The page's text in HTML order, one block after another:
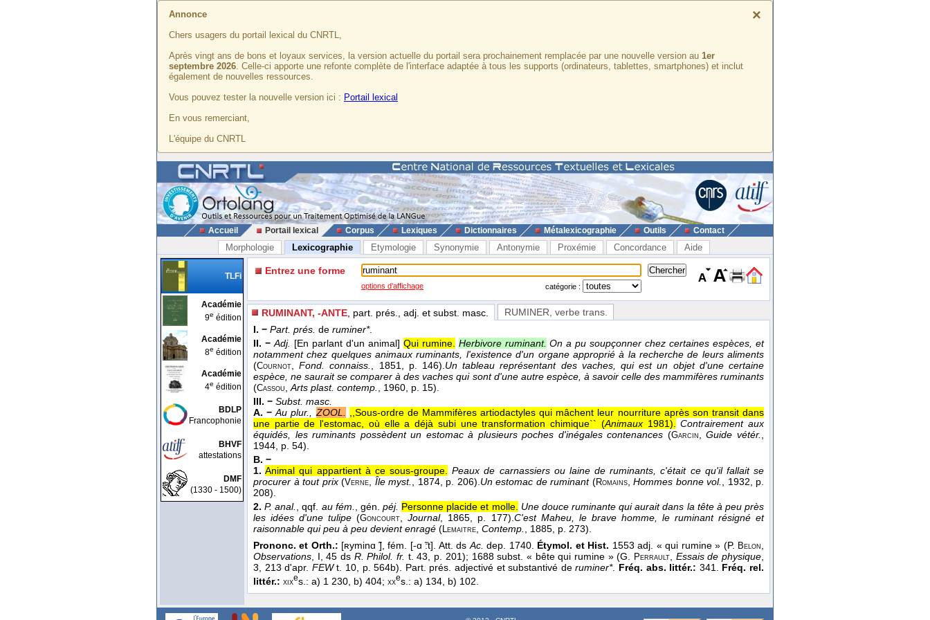
×
Annonce
Chers usagers du portail lexical du CNRTL,
Après vingt ans de bons et loyaux services, la version actuelle du portail sera prochainement remplacée par une nouvelle version au 1er
septembre 2026. Celle-ci apporte une refonte complète de l'interface adaptée à tous les supports (ordinateurs, tablettes, smartphones) et inclut
également de nouvelles ressources.
Vous pouvez tester la nouvelle version ici : Portail lexical
En vous remerciant,
L'équipe du CNRTL
Accueil Portail lexical Corpus Lexiques Dictionnaires Métalexicographie Outils Contact
Morphologie Lexicographie Etymologie Synonymie Antonymie Proxémie Concordance Aide
TLFi
Académie
9e édition
Académie
8e édition
Académie
4e édition
BDLP
Francophonie
BHVF
attestations
DMF
(1330 - 1500)
Entrez une forme
options d'affichage catégorie :
RUMINANT, -ANTE , part. prés., adj. et subst. masc. RUMINER , verbe trans.
I. − Part. prés. de ruminer*.
II. − Adj. [En parlant d'un animal] Qui rumine. Herbivore ruminant. On a pu soupçonner chez certaines espèces, et
notamment chez quelques animaux ruminants, l'existence d'un organe approprié à la recherche de leurs aliments
(Cournot,Fond. connaiss., 1851, p. 146).Un tableau représentant des vaches, qui est un objet d'une certaine
espèce, ne saurait se comparer à des vaches qui sont d'une autre espèce, à savoir celle des mammifères ruminants
(Cassou,Arts plast. contemp., 1960, p. 15).
III. − Subst. masc.
A. − Au plur., ZOOL. ,,Sous-ordre de Mammifères artiodactyles qui mâchent leur nourriture après son transit dans
une partie de l'estomac, où elle a déjà subi une transformation chimique`` (Animaux1981). Contrairement aux
équidés, les ruminants possèdent un estomac à plusieurs poches d'inégales contenances (Garcin,Guide vétér.,
1944, p. 54).
B. −
1. Animal qui appartient à ce sous-groupe. Peaux de carnassiers ou laine de ruminants, c'était ce qu'il fallait se
procurer à tout prix(Verne, Île myst., 1874, p. 206).Un estomac de ruminant(Romains, Hommes bonne vol., 1932, p.
208).
2. P. anal., qqf. au fém., gén. péj. Personne placide et molle. Une douce ruminante qui aurait dans la tête à peu près
les idées d'une tulipe (Goncourt,Journal, 1865, p. 177).C'est Maheu, le brave homme, le ruminant résigné et
raisonnable qui peu à peu devient enragé (Lemaitre, Contemp., 1885, p. 273).
Prononc. et Orth.: [ʀyminɑ ̃], fém. [-ɑ ̃:t]. Att. dsAc. dep. 1740. Étymol. et Hist. 1553 adj. « qui rumine » (P. Belon,
Observations, I, 45 ds R. Philol. fr. t. 43, p. 201); 1688 subst. « bête qui rumine » (G. Perrault, Essais de physique,
3, 213 d'apr. FEWt. 10, p. 564b). Part. prés. adjectivé et substantivé deruminer*. Fréq. abs. littér.: 341. Fréq. rel.
littér.: xixes.: a) 1 230, b) 404; xxes.: a) 134, b) 102.